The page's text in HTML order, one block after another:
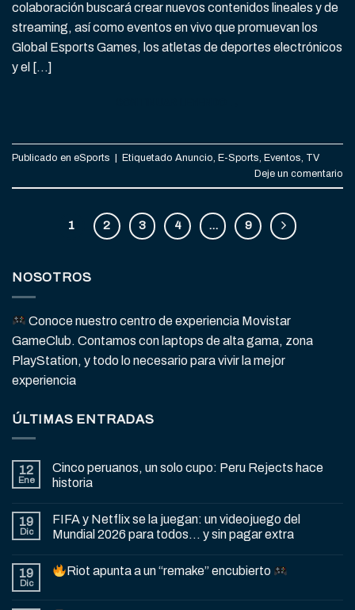
colaboración buscará crear nuevos contenidos lineales y de
streaming, así como eventos en vivo que promuevan los
Global Esports Games, los atletas de deportes electrónicos
y el […]
Publicado en eSports | Etiquetado Anuncio E-Sports Eventos TV
Deje un comentario
1 2 3 4 … 9
NOSOTROS
Conoce nuestro centro de experiencia Movistar
GameClub. Contamos con laptops de alta gama, zona
PlayStation, y todo lo necesario para vivir la mejor
experiencia
ÚLTIMAS ENTRADAS
12
Ene
Cinco peruanos, un solo cupo: Peru Rejects hace
historia
19
Dic
FIFA y Netflix se la juegan: un videojuego del
Mundial 2026 para todos… y sin pagar extra
19
Dic
Riot apunta a un “remake” encubierto